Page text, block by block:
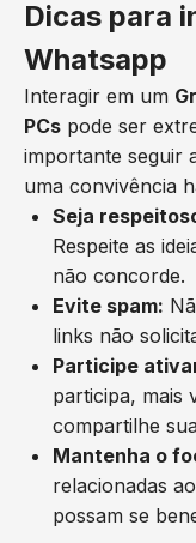
Dicas para
Whatsapp
Interagir em um
PCs pode ser
importante seguir
uma convivência
Seja
Respeite as
não concorde.
Evite spam:
links não
Participe
participa, mais
compartilhe
Mantenha o
relacionadas
possam se